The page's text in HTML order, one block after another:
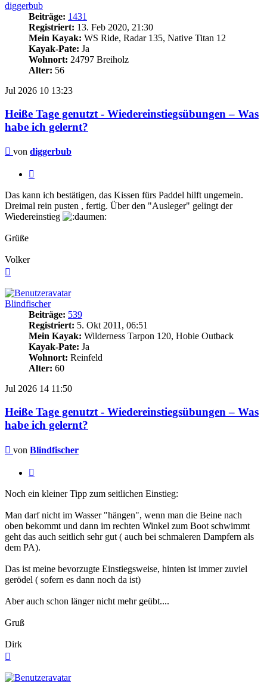
diggerbub
Beiträge: 1431
Registriert: 13. Feb 2020, 21:30
Mein Kayak: WS Ride, Radar 135, Native Titan 12
Kayak-Pate: Ja
Wohnort: 24797 Breiholz
Alter: 56
Jul 2026 10 13:23
Heiße Tage genutzt - Wiedereinstiegsübungen – Was
habe ich gelernt?
Beitrag
von diggerbub
Das kann ich bestätigen, das Kissen fürs Paddel hilft ungemein.
Dreimal rein pusten , fertig. Über den "Ausleger" gelingt der
Wiedereinstieg
Grüße
Volker
Blindfischer
Beiträge: 539
Registriert: 5. Okt 2011, 06:51
Mein Kayak: Wilderness Tarpon 120, Hobie Outback
Kayak-Pate: Ja
Wohnort: Reinfeld
Alter: 60
Jul 2026 14 11:50
Heiße Tage genutzt - Wiedereinstiegsübungen – Was
habe ich gelernt?
Beitrag
von Blindfischer
Noch ein kleiner Tipp zum seitlichen Einstieg:
Man darf nicht im Wasser "hängen", wenn man die Beine nach
oben bekommt und dann im rechten Winkel zum Boot schwimmt
geht das auch seitlich sehr gut ( auch bei schmaleren Dampfern als
dem PA).
Das ist meine bevorzugte Einstiegsweise, hinten ist immer zuviel
gerödel ( sofern es dann noch da ist)
Aber auch schon länger nicht mehr geübt....
Gruß
Dirk